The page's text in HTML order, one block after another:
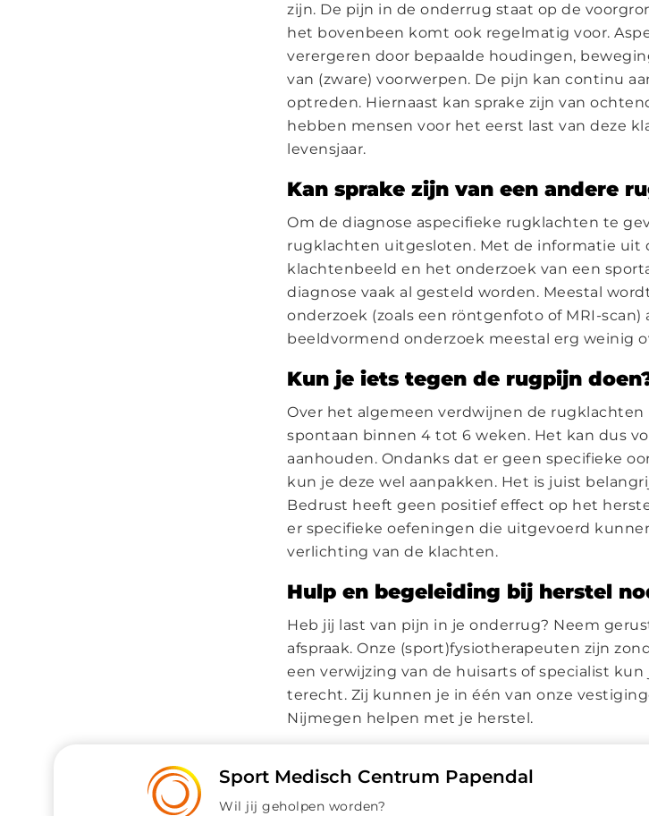
zijn. De pijn in de onderrug staat op de
het bovenbeen komt ook regelmatig voor.
verergeren door bepaalde houdingen,
van (zware) voorwerpen. De pijn kan continu
optreden. Hiernaast kan sprake zijn van
hebben mensen voor het eerst last van deze
levensjaar.
Kan sprake zijn van een andere
Om de diagnose aspecifieke rugklachten te
rugklachten uitgesloten. Met de informatie uit
klachtenbeeld en het onderzoek van een
diagnose vaak al gesteld worden. Meestal
onderzoek (zoals een röntgenfoto of MRI-scan)
beeldvormend onderzoek meestal erg weinig
Kun je iets tegen de rugpijn
Over het algemeen verdwijnen de rugklachten
spontaan binnen 4 tot 6 weken. Het kan dus
aanhouden. Ondanks dat er geen specifieke
kun je deze wel aanpakken. Het is juist
Bedrust heeft geen positief effect op het
er specifieke oefeningen die uitgevoerd
verlichting van de klachten.
Hulp en begeleiding bij herstel
Heb jij last van pijn in je onderrug? Neem
afspraak. Onze (sport)fysiotherapeuten zijn
een verwijzing van de huisarts of specialist
terecht. Zij kunnen je in één van onze
Nijmegen helpen met je herstel.
Sport Medisch Centrum Papendal
Wil jij geholpen worden?